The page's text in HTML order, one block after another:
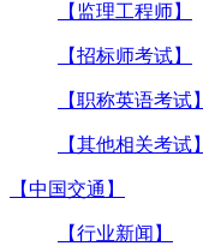
【监理工程师】
【招标师考试】
【职称英语考试】
【其他相关考试】
【中国交通】
【行业新闻】